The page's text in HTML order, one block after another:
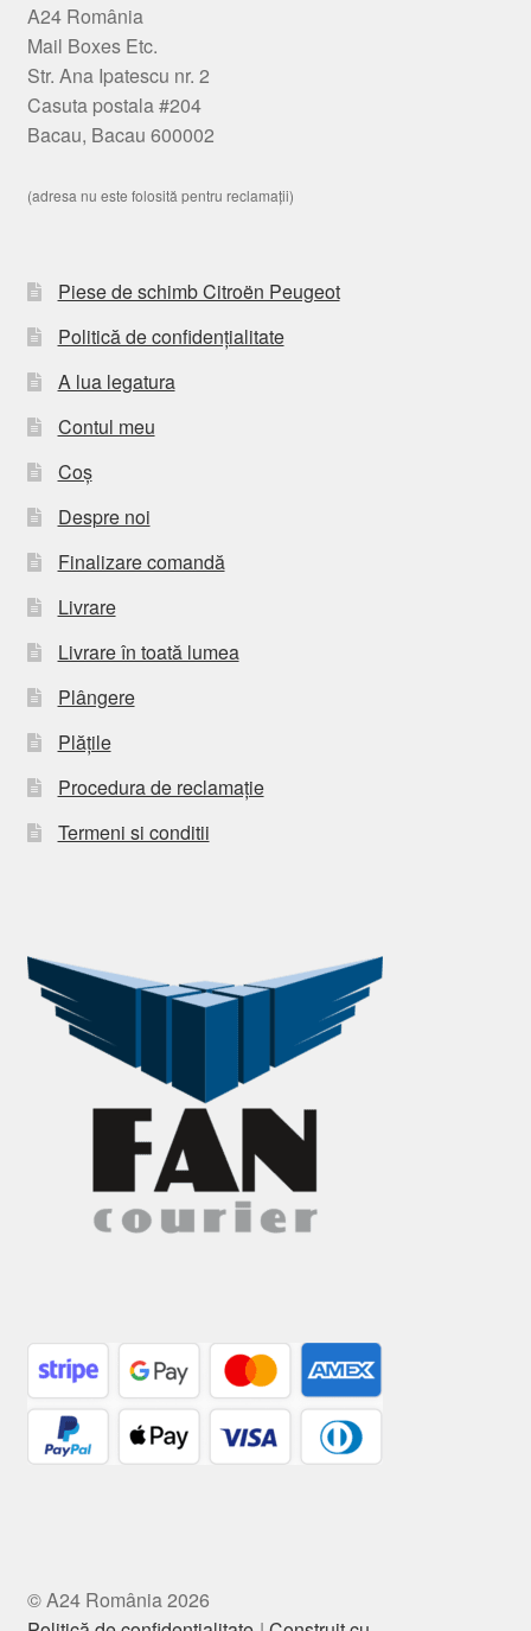
A24 România
Mail Boxes Etc.
Str. Ana Ipatescu nr. 2
Casuta postala #204
Bacau, Bacau 600002
(adresa nu este folosită pentru reclamații)
Piese de schimb Citroën Peugeot
Politică de confidențialitate
A lua legatura
Contul meu
Coș
Despre noi
Finalizare comandă
Livrare
Livrare în toată lumea
Plângere
Plățile
Procedura de reclamație
Termeni si conditii
© A24 România 2026